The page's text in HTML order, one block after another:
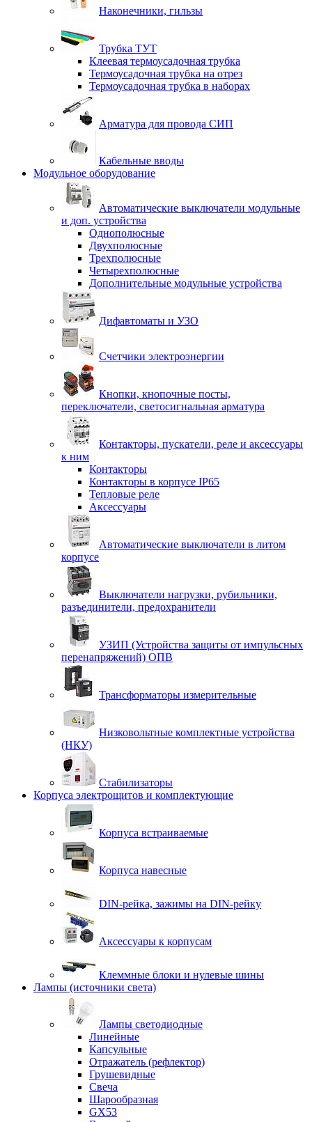
Наконечники, гильзы
Трубка ТУТ
Клеевая термоусадочная трубка
Термоусадочная трубка на отрез
Термоусадочная трубка в наборах
Арматура для провода СИП
Кабельные вводы
Модульное оборудование
Автоматические выключатели модульные
и доп. устройства
Однополюсные
Двухполюсные
Трехполюсные
Четырехполюсные
Дополнительные модульные устройства
Дифавтоматы и УЗО
Счетчики электроэнергии
Кнопки, кнопочные посты,
переключатели, светосигнальная арматура
Контакторы, пускатели, реле и аксессуары
к ним
Контакторы
Контакторы в корпусе IP65
Тепловые реле
Аксессуары
Автоматические выключатели в литом
корпусе
Выключатели нагрузки, рубильники,
разъединители, предохранители
УЗИП (Устройства защиты от импульсных
перенапряжений) ОПВ
Трансформаторы измерительные
Низковольтные комплектные устройства
(НКУ)
Стабилизаторы
Корпуса электрощитов и комплектующие
Корпуса встраиваемые
Корпуса навесные
DIN-рейка, зажимы на DIN-рейку
Аксессуары к корпусам
Клеммные блоки и нулевые шины
Лампы (источники света)
Лампы светодиодные
Линейные
Капсульные
Отражатель (рефлектор)
Грушевидные
Свеча
Шарообразная
GX53